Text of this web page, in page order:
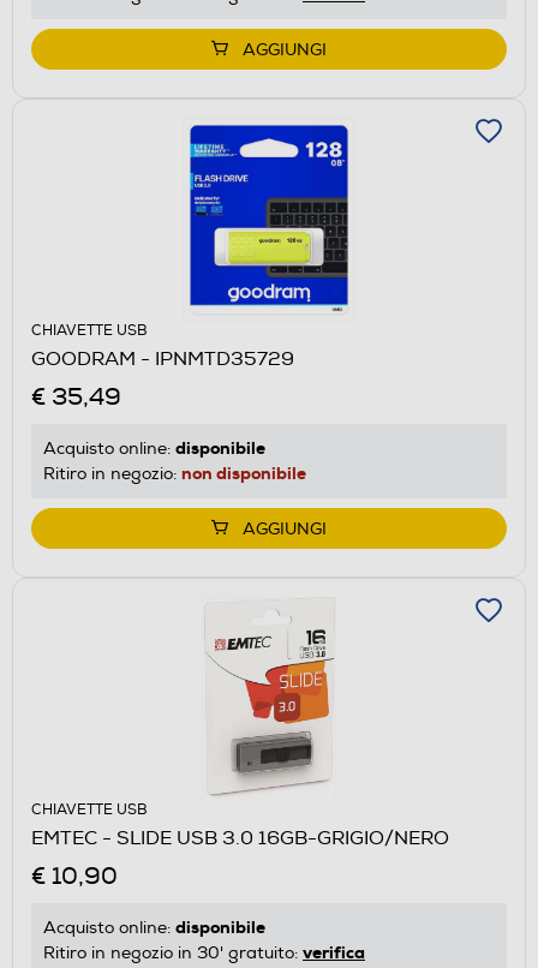
AGGIUNGI
CHIAVETTE USB
GOODRAM - IPNMTD35729
€ 35,49
Acquisto online: disponibile
Ritiro in negozio: non disponibile
AGGIUNGI
CHIAVETTE USB
EMTEC - SLIDE USB 3.0 16GB-GRIGIO/NERO
€ 10,90
Acquisto online: disponibile
Ritiro in negozio in 30' gratuito: verifica